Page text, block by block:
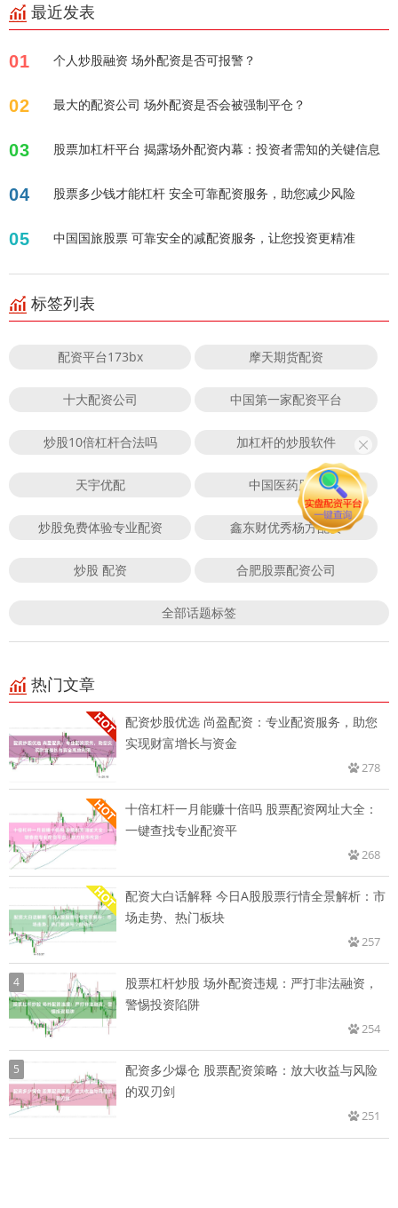
最近发表
01 个人炒股融资 场外配资是否可报警？
02 最大的配资公司 场外配资是否会被强制平仓？
03 股票加杠杆平台 揭露场外配资内幕：投资者需知的关键信息
04 股票多少钱才能杠杆 安全可靠配资服务，助您减少风险
05 中国国旅股票 可靠安全的减配资服务，让您投资更精准
标签列表
配资平台173bx 摩天期货配资
十大配资公司 中国第一家配资平台
炒股10倍杠杆合法吗 加杠杆的炒股软件
天宇优配 中国医药股票
炒股免费体验专业配资 鑫东财优秀杨方配资
炒股 配资 合肥股票配资公司
全部话题标签
热门文章
配资炒股优选 尚盈配资：专业配资服务，助您
实现财富增长与资金
278
十倍杠杆一月能赚十倍吗 股票配资网址大全：
一键查找专业配资平
268
配资大白话解释 今日A股股票行情全景解析：市
场走势、热门板块
257
4
股票杠杆炒股 场外配资违规：严打非法融资，
警惕投资陷阱
254
5
配资多少爆仓 股票配资策略：放大收益与风险
的双刃剑
251